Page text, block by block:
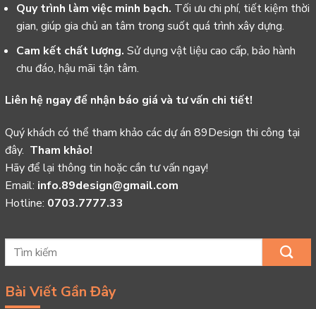
Quy trình làm việc minh bạch. Tối ưu chi phí, tiết kiệm thời
gian, giúp gia chủ an tâm trong suốt quá trình xây dựng.
Cam kết chất lượng. Sử dụng vật liệu cao cấp, bảo hành
chu đáo, hậu mãi tận tâm.
Liên hệ ngay để nhận báo giá và tư vấn chi tiết!
Quý khách có thể tham khảo các dự án 89Design thi công tại
đây. Tham khảo!
Hãy để lại thông tin hoặc cần tư vấn ngay!
Email: info.89design@gmail.com
Hotline: 0703.7777.33
Bài Viết Gần Đây